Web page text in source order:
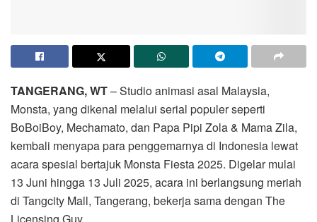
TANGERANG, WT– Studio animasi asal Malaysia,
Monsta, yang dikenal melalui serial populer seperti
BoBoiBoy, Mechamato, dan Papa Pipi Zola & Mama Zila,
kembali menyapa para penggemarnya di Indonesia lewat
acara spesial bertajuk Monsta Fiesta 2025. Digelar mulai
13 Juni hingga 13 Juli 2025, acara ini berlangsung meriah
di Tangcity Mall, Tangerang, bekerja sama dengan The
Licensing Guy.